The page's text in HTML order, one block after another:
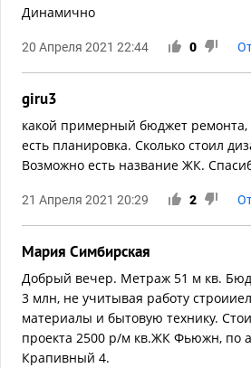
Динамично
20 Апреля 2021 22:44 0
giru3
какой примерный бюджет ремонта,
есть планировка. Сколько стоил
Возможно есть название ЖК.
21 Апреля 2021 20:29 2
Мария Симбирская
Добрый вечер. Метраж 51 м кв.
3 млн, не учитывая работу
материалы и бытовую технику.
проекта 2500 р/м кв.ЖК Фьюжн, по
Крапивный 4.